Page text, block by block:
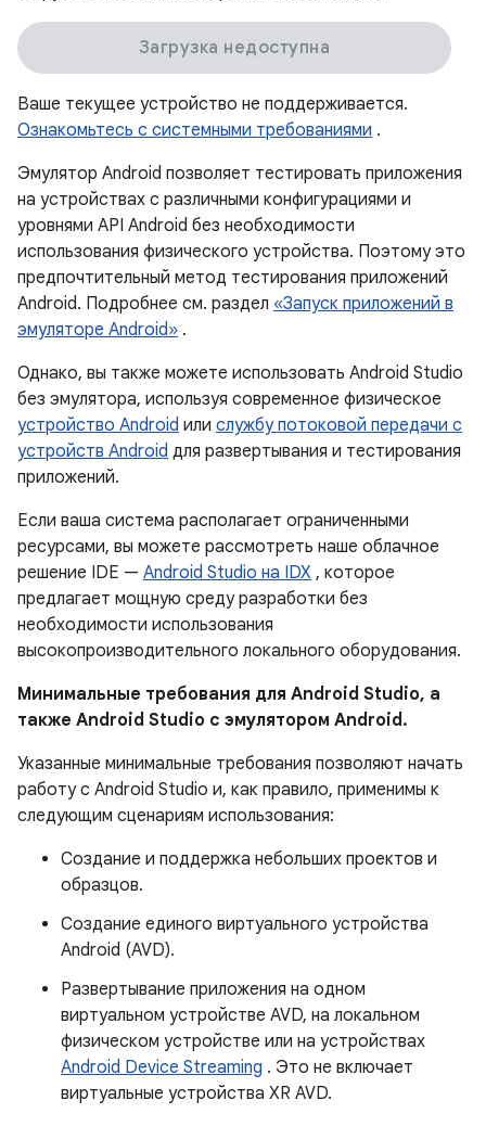
Загрузка недоступна
Ваше текущее устройство не поддерживается.
Ознакомьтесь с системными требованиями .
Эмулятор Android позволяет тестировать приложения
на устройствах с различными конфигурациями и
уровнями API Android без необходимости
использования физического устройства. Поэтому это
предпочтительный метод тестирования приложений
Android. Подробнее см. раздел «Запуск приложений в
эмуляторе Android» .
Однако, вы также можете использовать Android Studio
без эмулятора, используя современное физическое
устройство Android или службу потоковой передачи с
устройств Android для развертывания и тестирования
приложений.
Если ваша система располагает ограниченными
ресурсами, вы можете рассмотреть наше облачное
решение IDE — Android Studio на IDX , которое
предлагает мощную среду разработки без
необходимости использования
высокопроизводительного локального оборудования.
Минимальные требования для Android Studio, а
также Android Studio с эмулятором Android.
Указанные минимальные требования позволяют начать
работу с Android Studio и, как правило, применимы к
следующим сценариям использования:
Создание и поддержка небольших проектов и
образцов.
Создание единого виртуального устройства
Android (AVD).
Развертывание приложения на одном
виртуальном устройстве AVD, на локальном
физическом устройстве или на устройствах
Android Device Streaming . Это не включает
виртуальные устройства XR AVD.